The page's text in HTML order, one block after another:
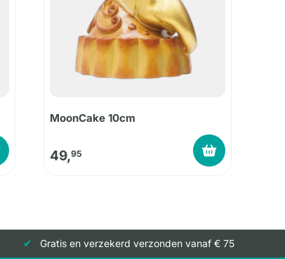
MoonCake 10cm
49,95
Gratis en verzekerd verzonden vanaf € 75